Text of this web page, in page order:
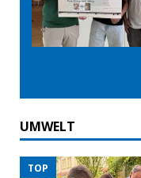
UMWELT
TOP